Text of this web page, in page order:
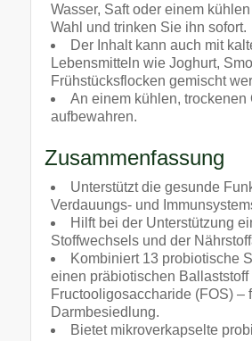
Wasser, Saft oder einem
Wahl und trinken Sie ihn sofort.
Der Inhalt kann auch mit
Lebensmitteln wie Joghurt,
Frühstücksflocken gemischt
An einem kühlen, trockenen
aufbewahren.
Zusammenfassung
Unterstützt die gesunde
Verdauungs- und
Hilft bei der Unterstützung
Stoffwechsels und der
Kombiniert 13 probiotische
einen präbiotischen Ballaststoff
Fructooligosaccharide (FOS) –
Darmbesiedlung.
Bietet mikroverkapselte